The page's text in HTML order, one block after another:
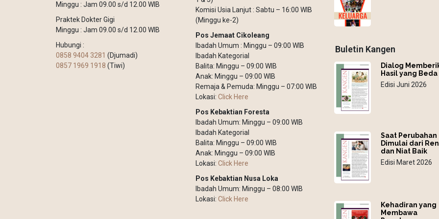
Minggu : Jam 09.00 s/d 12.00 WIB
Praktek Dokter Gigi
Minggu : Jam 09.00 s/d 12.00 WIB
Hubungi :
0858 9404 3281 (Djumadi)
0857 1969 1918 (Tiwi)
Komisi Usia Lanjut : Sabtu – 16:00 WIB
(Minggu ke-2)
Pos Jemaat Cikoleang
Ibadah Umum : Minggu – 09:00 WIB
Ibadah Kategorial
Balita: Minggu – 09:00 WIB
Anak: Minggu – 09:00 WIB
Remaja & Pemuda: Minggu – 07:00 WIB
Lokasi: Click Here
Pos Kebaktian Foresta
Ibadah Umum: Minggu – 09:00 WIB
Ibadah Kategorial
Balita: Minggu – 09:00 WIB
Anak: Minggu – 09:00 WIB
Lokasi: Click Here
Pos Kebaktian Nusa Loka
Ibadah Umum: Minggu – 08:00 WIB
Lokasi: Click Here
Buletin Kangen
Dialog
Hasil yang Beda
Edisi Juni 2026
Saat Perubahan
Dimulai dari
dan Niat Baik
Edisi Maret 2026
Kehadiran yang
Membawa